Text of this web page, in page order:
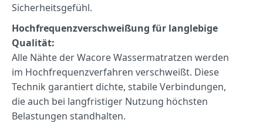
Sicherheitsgefühl.
Hochfrequenzverschweißung für langlebige
Qualität:
Alle Nähte der Wacore Wassermatratzen werden
im Hochfrequenzverfahren verschweißt. Diese
Technik garantiert dichte, stabile Verbindungen,
die auch bei langfristiger Nutzung höchsten
Belastungen standhalten.